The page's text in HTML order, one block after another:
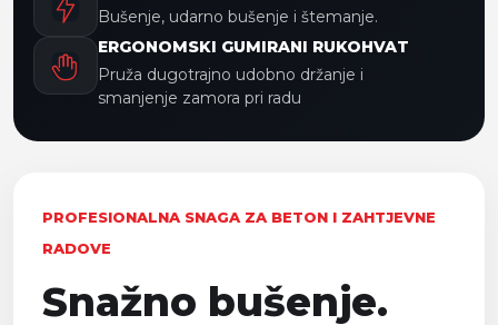
Bušenje, udarno bušenje i štemanje.
ERGONOMSKI GUMIRANI RUKOHVAT
Pruža dugotrajno udobno držanje i
smanjenje zamora pri radu
PROFESIONALNA SNAGA ZA BETON I ZAHTJEVNE
RADOVE
Snažno bušenje.